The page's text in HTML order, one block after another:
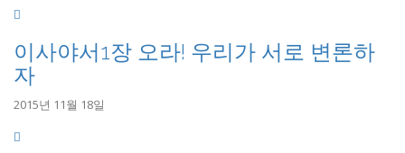
이사야서1장 오라! 우리가 서로 변론하
자
2015년 11월 18일